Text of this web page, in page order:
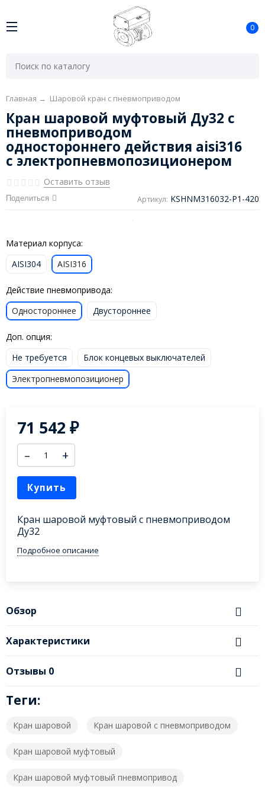
0
Главная → Шаровой кран с пневмоприводом
Кран шаровой муфтовый Ду32 с
пневмоприводом
одностороннего действия aisi316
с электропневмопозиционером
Оставить отзыв
Поделиться Артикул: KSHNM316032-P1-420
Материал корпуса:
AISI304
AISI316
Действие пневмопривода:
Одностороннее
Двустороннее
Доп. опция:
Не требуется
Блок концевых выключателей
Электропневмопозиционер
71 542₽
– +
Купить
Кран шаровой муфтовый с пневмоприводом
Ду32
Подробное описание
Обзор
Характеристики
Отзывы 0
Теги:
Кран шаровой Кран шаровой с пневмоприводом
Кран шаровой муфтовый
Кран шаровой муфтовый пневмопривод